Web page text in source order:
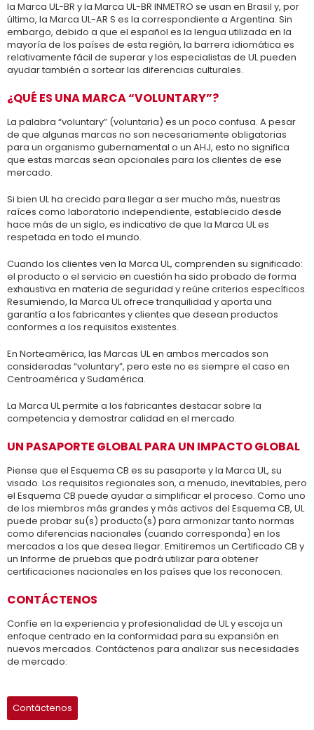
la Marca UL-BR y la Marca UL-BR INMETRO se usan en Brasil y, por
último, la Marca UL-AR S es la correspondiente a Argentina. Sin
embargo, debido a que el español es la lengua utilizada en la
mayoría de los países de esta región, la barrera idiomática es
relativamente fácil de superar y los especialistas de UL pueden
ayudar también a sortear las diferencias culturales.
¿QUÉ ES UNA MARCA “VOLUNTARY”?
La palabra “voluntary” (voluntaria) es un poco confusa. A pesar
de que algunas marcas no son necesariamente obligatorias
para un organismo gubernamental o un AHJ, esto no significa
que estas marcas sean opcionales para los clientes de ese
mercado.
Si bien UL ha crecido para llegar a ser mucho más, nuestras
raíces como laboratorio independiente, establecido desde
hace más de un siglo, es indicativo de que la Marca UL es
respetada en todo el mundo.
Cuando los clientes ven la Marca UL, comprenden su significado:
el producto o el servicio en cuestión ha sido probado de forma
exhaustiva en materia de seguridad y reúne criterios específicos.
Resumiendo, la Marca UL ofrece tranquilidad y aporta una
garantía a los fabricantes y clientes que desean productos
conformes a los requisitos existentes.
En Norteamérica, las Marcas UL en ambos mercados son
consideradas “voluntary”, pero este no es siempre el caso en
Centroamérica y Sudamérica.
La Marca UL permite a los fabricantes destacar sobre la
competencia y demostrar calidad en el mercado.
UN PASAPORTE GLOBAL PARA UN IMPACTO GLOBAL
Piense que el Esquema CB es su pasaporte y la Marca UL, su
visado. Los requisitos regionales son, a menudo, inevitables, pero
el Esquema CB puede ayudar a simplificar el proceso. Como uno
de los miembros más grandes y más activos del Esquema CB, UL
puede probar su(s) producto(s) para armonizar tanto normas
como diferencias nacionales (cuando corresponda) en los
mercados a los que desea llegar. Emitiremos un Certificado CB y
un Informe de pruebas que podrá utilizar para obtener
certificaciones nacionales en los países que los reconocen.
CONTÁCTENOS
Confíe en la experiencia y profesionalidad de UL y escoja un
enfoque centrado en la conformidad para su expansión en
nuevos mercados. Contáctenos para analizar sus necesidades
de mercado:
Contáctenos